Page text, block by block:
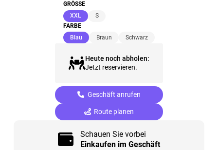
GRÖSSE
XXL (ausgewählt)
S
FARBE
Blau (ausgewählt)
Braun Schwarz
Heute noch abholen:
Jetzt reservieren.
Geschäft anrufen
Route planen
Schauen Sie vorbei
Einkaufen im Geschäft